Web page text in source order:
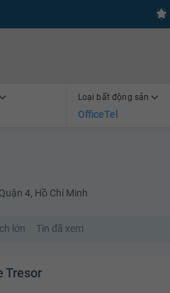
Loại bất động sản
OfficeTel
4, Hồ Chí Minh
lớn Tin đã xem
Tresor